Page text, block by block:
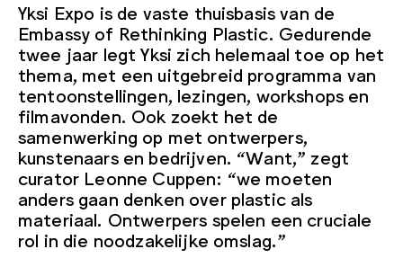
Yksi Expo is de vaste thuisbasis van de
Embassy of Rethinking Plastic. Gedurende
twee jaar legt Yksi zich helemaal toe op het
thema, met een uitgebreid programma van
tentoonstellingen, lezingen, workshops en
filmavonden. Ook zoekt het de
samenwerking op met ontwerpers,
kunstenaars en bedrijven. “Want,” zegt
curator Leonne Cuppen: “we moeten
anders gaan denken over plastic als
materiaal. Ontwerpers spelen een cruciale
rol in die noodzakelijke omslag.”